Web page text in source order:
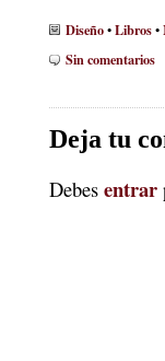
Diseño•Libros•
Sin comentarios
Deja tu
Debes entrar